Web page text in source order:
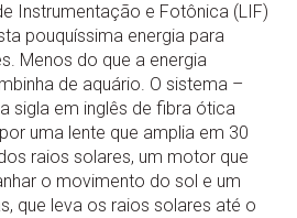
Instrumentação e Fotônica (LIF)
pouquíssima energia para
Menos do que a energia
de aquário. O sistema –
sigla em inglês de fibra ótica
uma lente que amplia em 30
raios solares, um motor que
o movimento do sol e um
que leva os raios solares até o